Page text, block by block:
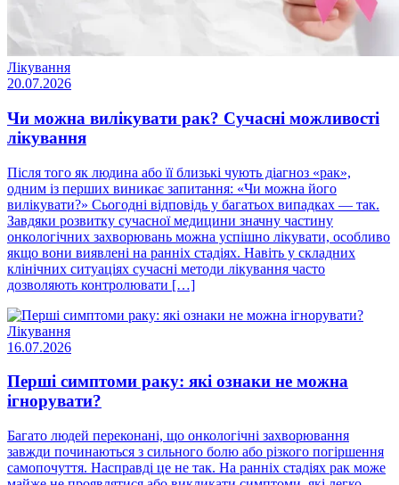
Лікування
20.07.2026
Чи можна вилікувати рак? Сучасні можливості
лікування
Після того як людина або її близькі чують діагноз «рак»,
одним із перших виникає запитання: «Чи можна його
вилікувати?» Сьогодні відповідь у багатьох випадках — так.
Завдяки розвитку сучасної медицини значну частину
онкологічних захворювань можна успішно лікувати, особливо
якщо вони виявлені на ранніх стадіях. Навіть у складних
клінічних ситуаціях сучасні методи лікування часто
дозволяють контролювати […]
Лікування
16.07.2026
Перші симптоми раку: які ознаки не можна
ігнорувати?
Багато людей переконані, що онкологічні захворювання
завжди починаються з сильного болю або різкого погіршення
самопочуття. Насправді це не так. На ранніх стадіях рак може